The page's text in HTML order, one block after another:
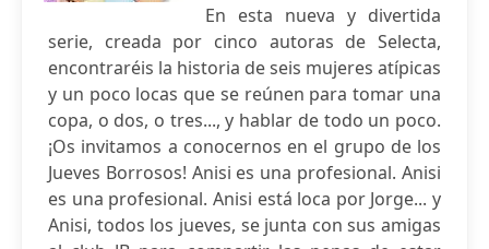
En esta nueva y divertida
serie, creada por cinco autoras de Selecta,
encontraréis la historia de seis mujeres atípicas
y un poco locas que se reúnen para tomar una
copa, o dos, o tres..., y hablar de todo un poco.
¡Os invitamos a conocernos en el grupo de los
Jueves Borrosos! Anisi es una profesional. Anisi
es una profesional. Anisi está loca por Jorge... y
Anisi, todos los jueves, se junta con sus amigas